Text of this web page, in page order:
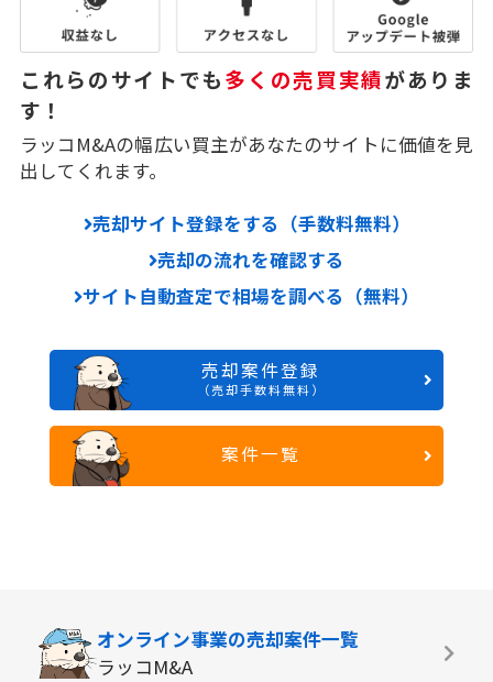
これらのサイトでも多くの売買実績がありま
す！
ラッコM&Aの幅広い買主があなたのサイトに価値を見
出してくれます。
売却サイト登録をする（手数料無料）
売却の流れを確認する
サイト自動査定で相場を調べる（無料）
売却案件登録
（売却手数料無料）
案件一覧
オンライン事業の売却案件一覧
ラッコM&A